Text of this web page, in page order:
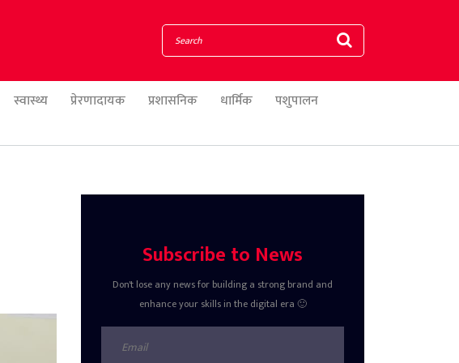
स्वास्थ्य प्रेरणादायक प्रशासनिक धार्मिक
पशुपालन
Subscribe to News
Don't lose any news for building a strong brand and
enhance your skills in the digital era 🙂